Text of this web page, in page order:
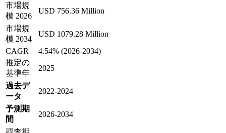
市場規
模 2026
USD 756.36 Million
市場規
模 2034
USD 1079.28 Million
CAGR
4.54% (2026-2034)
推定の
基準年
2025
過去デ
ータ
2022-2024
予測期
間
2026-2034